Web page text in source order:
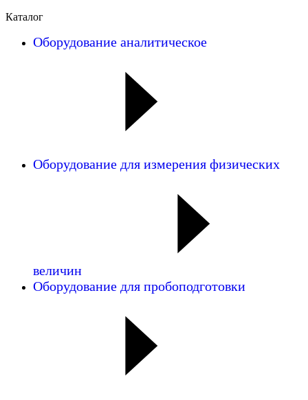
Каталог
Оборудование аналитическое
Оборудование для измерения физических
величин
Оборудование для пробоподготовки